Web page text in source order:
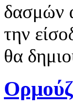
δασμών
την
θα